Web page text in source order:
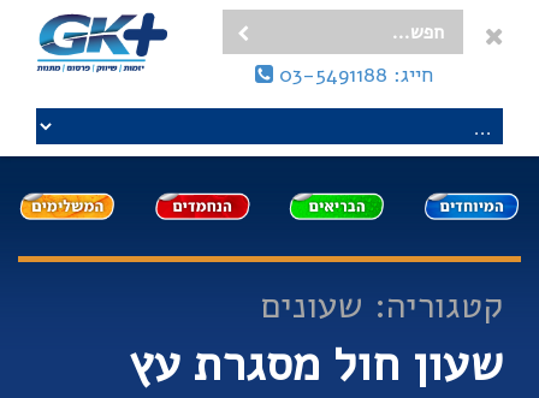
חייג: 03-5491188
קטגוריה: שעונים
שעון חול מסגרת עץ